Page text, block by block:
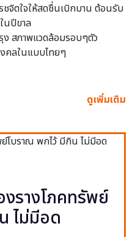
จิตใจให้สดชื่นเบิกบาน ต้อนรับ
นปีขาล
สภาพแวดล้อมรอบๆตัว
คลในแบบไทยๆ
ดูเพิ่มเติม
รางโภคทรัพย์
ไม่มีอด